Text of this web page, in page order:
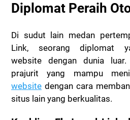
Diplomat Peraih
Di sudut lain medan
Link, seorang diplomat
website dengan dunia
prajurit yang mampu
website dengan cara
situs lain yang berkualitas.